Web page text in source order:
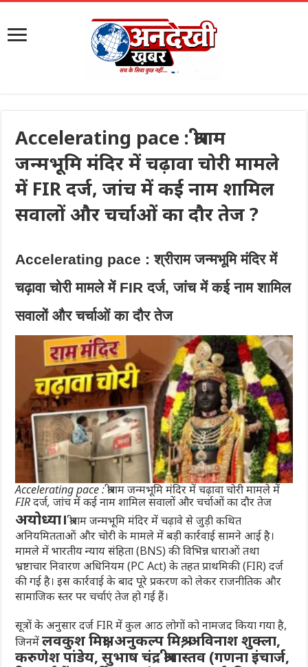
Accelerating pace : श्रीराम
जन्मभूमि मंदिर में चढ़ावा चोरी मामले
में FIR दर्ज, जांच में कई नाम शामिल
सवालों और चर्चाओं का दौर तेज ?
Accelerating pace : श्रीराम जन्मभूमि मंदिर में
चढ़ावा चोरी मामले में FIR दर्ज, जांच में कई नाम शामिल
सवालों और चर्चाओं का दौर तेज
Accelerating pace : श्रीराम जन्मभूमि मंदिर में चढ़ावा चोरी मामले में
FIR दर्ज, जांच में कई नाम शामिल सवालों और चर्चाओं का दौर तेज
अयोध्या।श्रीराम जन्मभूमि मंदिर में चढ़ावे से जुड़ी कथित
अनियमितताओं और चोरी के मामले में बड़ी कार्रवाई सामने आई है।
मामले में भारतीय न्याय संहिता (BNS) की विभिन्न धाराओं तथा
भ्रष्टाचार निवारण अधिनियम (PC Act) के तहत प्राथमिकी (FIR) दर्ज
की गई है। इस कार्रवाई के बाद पूरे प्रकरण को लेकर राजनीतिक और
सामाजिक स्तर पर चर्चाएं तेज हो गई हैं।
सूत्रों के अनुसार दर्ज FIR में कुल आठ लोगों को नामजद किया गया है,
जिनमेंलवकुश मिश्रा, अनुकल्प मिश्र, अविनाश शुक्ला,
करुणेश पांडेय, सुभाष चंद्र श्रीवास्तव (गणना इंचार्ज,